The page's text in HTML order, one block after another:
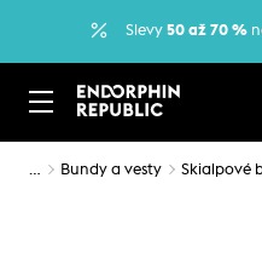
Slevy 50 až 70 %
… Bundy a vesty Skialpové